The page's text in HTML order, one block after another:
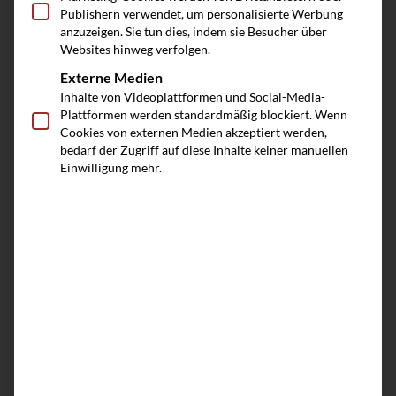
Publishern verwendet, um personalisierte Werbung
anzuzeigen. Sie tun dies, indem sie Besucher über
Websites hinweg verfolgen.
Externe Medien
Inhalte von Videoplattformen und Social-Media-
Plattformen werden standardmäßig blockiert. Wenn
Cookies von externen Medien akzeptiert werden,
bedarf der Zugriff auf diese Inhalte keiner manuellen
Einwilligung mehr.